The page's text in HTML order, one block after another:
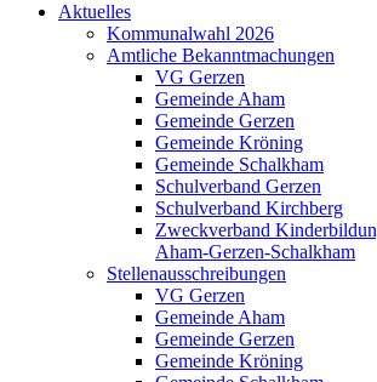
Aktuelles
Kommunalwahl 2026
Amtliche Bekanntmachungen
VG Gerzen
Gemeinde Aham
Gemeinde Gerzen
Gemeinde Kröning
Gemeinde Schalkham
Schulverband Gerzen
Schulverband Kirchberg
Zweckverband
Aham-Gerzen-Schalkham
Stellenausschreibungen
VG Gerzen
Gemeinde Aham
Gemeinde Gerzen
Gemeinde Kröning